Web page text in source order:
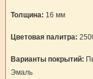
Толщина: 16 мм
Цветовая палитра:
Варианты покрытий:
Эмаль